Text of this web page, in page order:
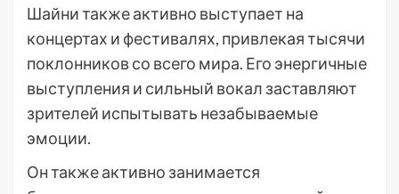
Шайни также активно выступает на
концертах и фестивалях, привлекая тысячи
поклонников со всего мира. Его энергичные
выступления и сильный вокал заставляют
зрителей испытывать незабываемые
эмоции.
Он также активно занимается